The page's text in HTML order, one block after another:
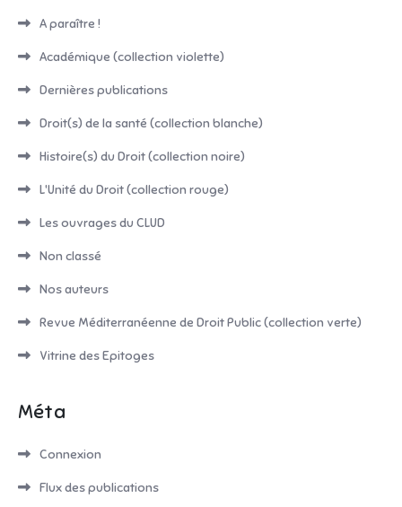
A paraître !
Académique (collection violette)
Dernières publications
Droit(s) de la santé (collection blanche)
Histoire(s) du Droit (collection noire)
L'Unité du Droit (collection rouge)
Les ouvrages du CLUD
Non classé
Nos auteurs
Revue Méditerranéenne de Droit Public (collection verte)
Vitrine des Epitoges
Méta
Connexion
Flux des publications